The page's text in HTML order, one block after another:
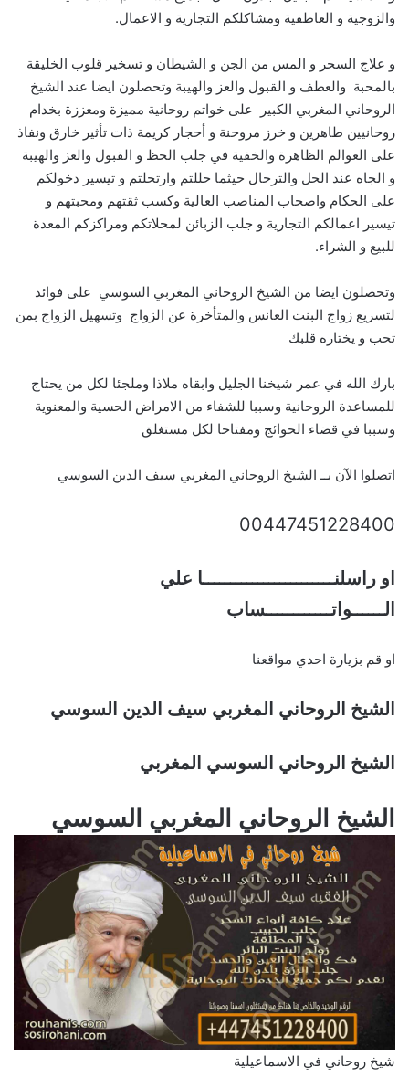
والزوجية و العاطفية ومشاكلكم التجارية و الاعمال.
و علاج السحر و المس من الجن و الشيطان و تسخير قلوب الخليقة
بالمحبة والعطف و القبول والعز والهيبة وتحصلون ايضا عند الشيخ
الروحاني المغربي الكبير على خواتم روحانية مميزة ومعززة بخدام
روحانيين طاهرين و خرز مروحنة و أحجار كريمة ذات تأثير خارق ونفاذ
على العوالم الظاهرة والخفية في جلب الحظ و القبول والعز والهيبة
و الجاه عند الحل والترحال حيثما حللتم وارتحلتم و تيسير دخولكم
على الحكام واصحاب المناصب العالية وكسب ثقتهم ومحبتهم و
تيسير اعمالكم التجارية و جلب الزبائن لمحلاتكم ومراكزكم المعدة
للبيع و الشراء.
وتحصلون ايضا من الشيخ الروحاني المغربي السوسي على فوائد
لتسريع زواج البنت العانس والمتأخرة عن الزواج وتسهيل الزواج بمن
تحب و يختاره قلبك
بارك الله في عمر شيخنا الجليل وابقاه ملاذا وملجئا لكل من يحتاج
للمساعدة الروحانية وسببا للشفاء من الامراض الحسية والمعنوية
وسببا في قضاء الحوائج ومفتاحا لكل مستغلق
اتصلوا الآن بــ الشيخ الروحاني المغربي سيف الدين السوسي
00447451228400
او راسلنــــــــــــــــــــــــا علي
الــــــواتــــــــــــساب
او قم بزيارة احدي مواقعنا
الشيخ الروحاني المغربي سيف الدين السوسي
الشيخ الروحاني السوسي المغربي
الشيخ الروحاني المغربي السوسي
شيخ روحاني في الاسماعيلية